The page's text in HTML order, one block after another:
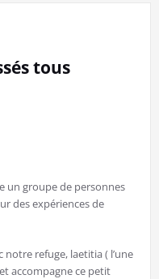
tous
un groupe de personnes
des expériences de
refuge, laetitia ( l’une
accompagne ce petit